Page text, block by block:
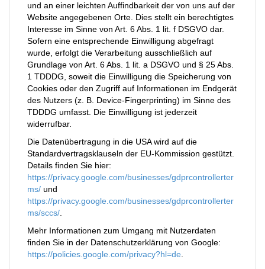
und an einer leichten Auffindbarkeit der von uns auf der
Website angegebenen Orte. Dies stellt ein berechtigtes
Interesse im Sinne von Art. 6 Abs. 1 lit. f DSGVO dar.
Sofern eine entsprechende Einwilligung abgefragt
wurde, erfolgt die Verarbeitung ausschließlich auf
Grundlage von Art. 6 Abs. 1 lit. a DSGVO und § 25 Abs.
1 TDDDG, soweit die Einwilligung die Speicherung von
Cookies oder den Zugriff auf Informationen im Endgerät
des Nutzers (z. B. Device-Fingerprinting) im Sinne des
TDDDG umfasst. Die Einwilligung ist jederzeit
widerrufbar.
Die Datenübertragung in die USA wird auf die
Standardvertragsklauseln der EU-Kommission gestützt.
Details finden Sie hier:
https://privacy.google.com/businesses/gdprcontrollerter
ms/ und
https://privacy.google.com/businesses/gdprcontrollerter
ms/sccs/.
Mehr Informationen zum Umgang mit Nutzerdaten
finden Sie in der Datenschutzerklärung von Google:
https://policies.google.com/privacy?hl=de.